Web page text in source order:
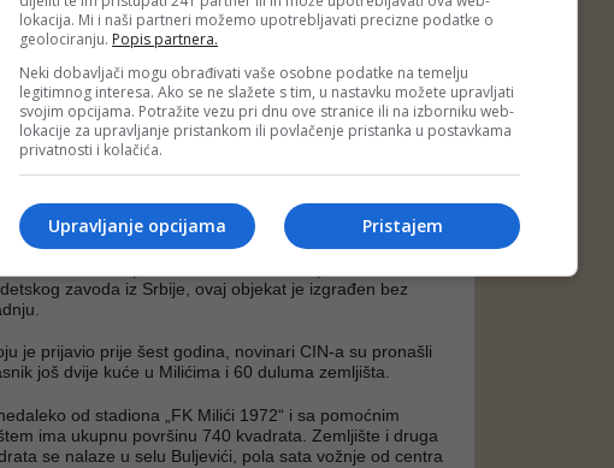
godine uspio je doktorirati na Saobraćajnom fakultetu u
je i Lovačkog udruženja „Komić“ u Milićima.
stranaca (OFAC) Ministarstva finansija SAD-a ga
na listu sankcionisanih osoba jer je javno osuđivao
donesene odluke koje je smatrao nepovoljnim za RS.
imovinskom kartonu iz 2018. godine koji je predao
RS-u ima stan od 104 kvadrata i poslovni prostor od 30
procijenio na ukupnu vrijednost od 60.000 KM. Prema
stan se nalazi u Milićima. Kuću u Srbiji јe iste godine
KM. Prema podacima iz Katastra nepokretnosti
zavoda iz Srbije, ovaj objekat je izgrađen bez
je prijavio prije šest godina, novinari CIN-a su pronašli
još dvije kuće u Milićima i 60 duluma zemljišta.
od stadiona „FK Milići 1972“ i sa pomoćnim
ima ukupnu površinu 740 kvadrata. Zemljište i druga
se nalaze u selu Buljevići, pola sata vožnje od centra
lokacija. Mi i naši partneri možemo upotrebljavati precizne podatke o
geolociranju. Popis partnera.
Neki dobavljači mogu obrađivati vaše osobne podatke na temelju
legitimnog interesa. Ako se ne slažete s tim, u nastavku možete upravljati
svojim opcijama. Potražite vezu pri dnu ove stranice ili na izborniku web-
lokacije za upravljanje pristankom ili povlačenje pristanka u postavkama
privatnosti i kolačića.
Pristajem
Upravljanje opcijama